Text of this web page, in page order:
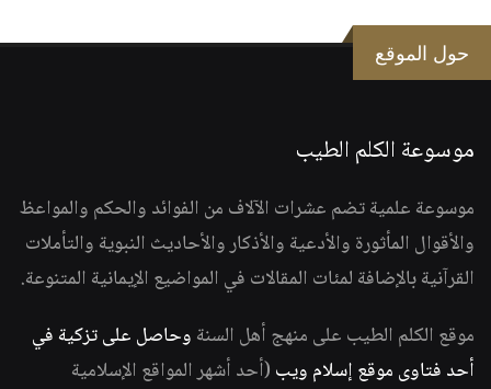
حول الموقع
موسوعة الكلم الطيب
موسوعة علمية تضم عشرات الآلاف من الفوائد والحكم والمواعظ
والأقوال المأثورة والأدعية والأذكار والأحاديث النبوية والتأملات
القرآنية بالإضافة لمئات المقالات في المواضيع الإيمانية المتنوعة.
موقع الكلم الطيب على منهج أهل السنة وحاصل على تزكية في
أحد فتاوى موقع إسلام ويب (أحد أشهر المواقع الإسلامية